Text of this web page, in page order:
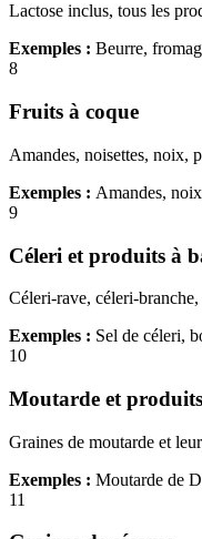
Lactose inclus, tous les
Exemples : Beurre,
8
Fruits à coque
Amandes, noisettes, noix,
Exemples : Amandes,
9
Céleri et produits à
Céleri-rave, céleri-
Exemples : Sel de céleri,
10
Moutarde et
Graines de moutarde et
Exemples : Moutarde de
11